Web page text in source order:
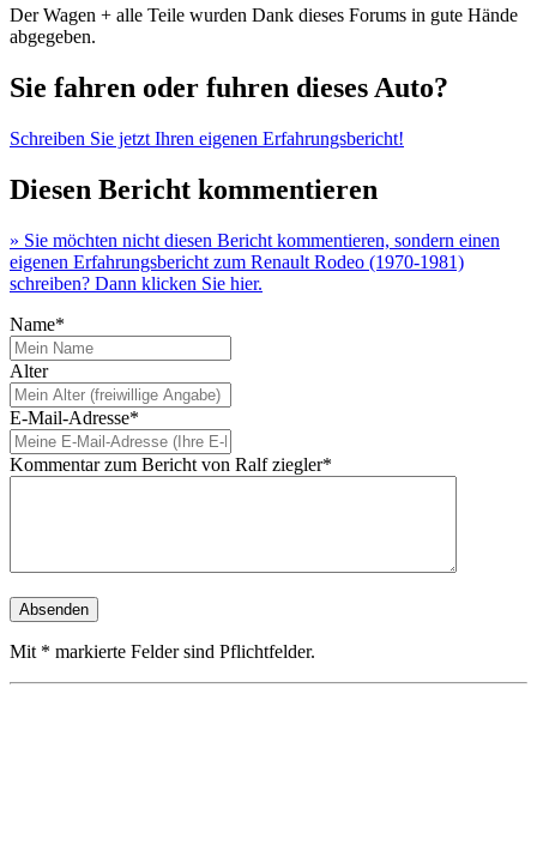
Der Wagen + alle Teile wurden Dank dieses Forums in gute Hände
abgegeben.
Sie fahren oder fuhren dieses Auto?
Schreiben Sie jetzt Ihren eigenen Erfahrungsbericht!
Diesen Bericht kommentieren
» Sie möchten nicht diesen Bericht kommentieren, sondern einen
eigenen Erfahrungsbericht zum Renault Rodeo (1970-1981)
schreiben? Dann klicken Sie hier.
Name*
Alter
E-Mail-Adresse*
Kommentar zum Bericht von Ralf ziegler*
Mit * markierte Felder sind Pflichtfelder.